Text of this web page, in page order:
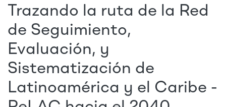
Trazando la ruta de la Red
de Seguimiento,
Evaluación, y
Sistematización de
Latinoamérica y el Caribe -